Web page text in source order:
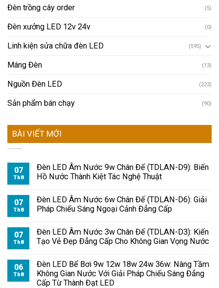
Đèn trồng cây order (5)
Đèn xưởng LED 12v 24v (0)
Linh kiện sửa chữa đèn LED (595)
Máng Đèn (13)
Nguồn Đèn LED (223)
Sản phẩm bán chạy (90)
BÀI VIẾT MỚI
07
Th8
Đèn LED Âm Nước 9w Chân Đế (TDLAN-D9): Biến
Hồ Nước Thành Kiệt Tác Nghệ Thuật
07
Th8
Đèn LED Âm Nước 6w Chân Đế (TDLAN-D6): Giải
Pháp Chiếu Sáng Ngoại Cảnh Đẳng Cấp
07
Th8
Đèn LED Âm Nước 3w Chân Đế (TDLAN-D3): Kiến
Tạo Vẻ Đẹp Đẳng Cấp Cho Không Gian Vọng Nước
06
Th8
Đèn LED Bể Bơi 9w 12w 18w 24w 36w: Nâng Tầm
Không Gian Nước Với Giải Pháp Chiếu Sáng Đẳng
Cấp Từ Thành Đạt LED